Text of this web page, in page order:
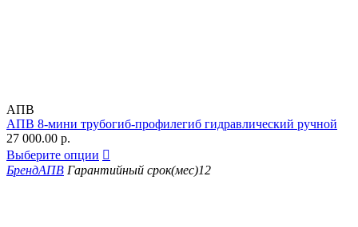
АПВ
АПВ 8-мини трубогиб-профилегиб гидравлический ручной
27 000.00 р.
Выберите опции 
БрендАПВ Гарантийный срок(мес)12